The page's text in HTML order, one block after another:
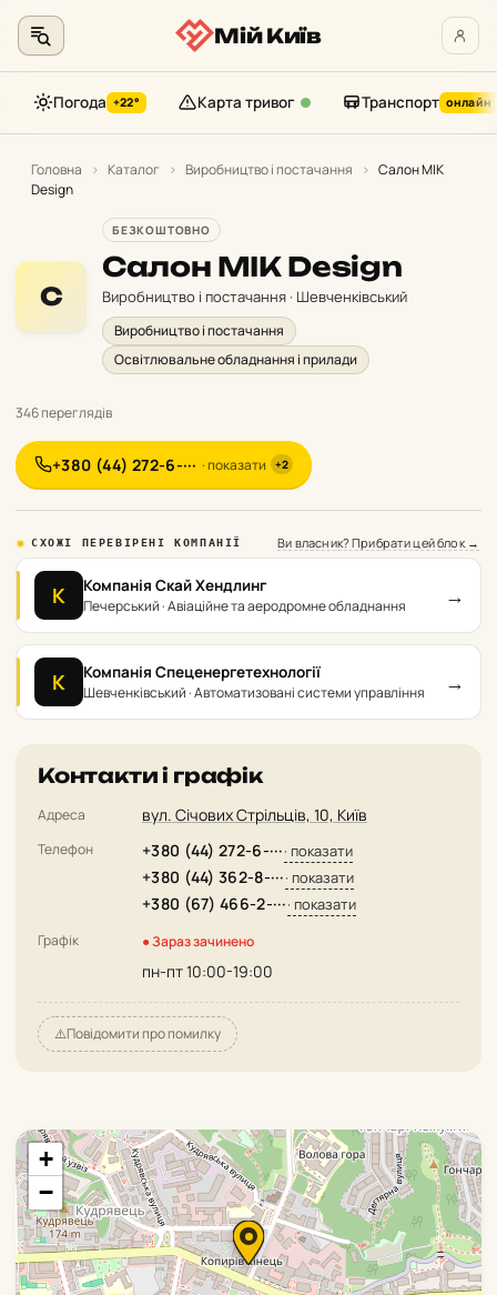
контенту
Мій Київ
Погода +22° Карта тривог Транспорт онлайн
Головна › Каталог › Виробництво і постачання › Салон MIK
Design
С
БЕЗКОШТОВНО
Салон MIK Design
Виробництво і постачання · Шевченківський
Виробництво і постачання
Освітлювальне обладнання і прилади
346 переглядів
+380 (44) 272-6-··· · показати +2
СХОЖІ ПЕРЕВІРЕНІ КОМПАНІЇ Ви власник? Прибрати цей блок →
К Компанія Скай Хендлинг
Печерський · Авіаційне та аеродромне обладнання →
К Компанія Спеценергетехнології
Шевченківський · Автоматизовані системи управління →
Контакти і графік
Адреса вул. Січових Стрільців, 10, Київ
Телефон +380 (44) 272-6-···· показати
+380 (44) 362-8-···· показати
+380 (67) 466-2-···· показати
Графік ● Зараз зачинено
пн-пт 10:00-19:00
⚠️Повідомити про помилку
+
−